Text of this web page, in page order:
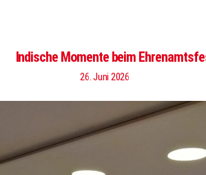
Indische Momente beim
26. Juni 2026